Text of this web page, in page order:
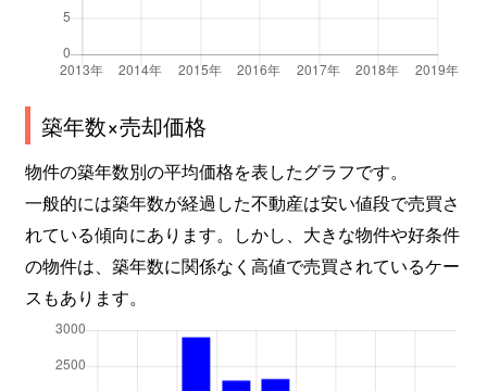
築年数×売却価格
物件の築年数別の平均価格を表したグラフです。
一般的には築年数が経過した不動産は安い値段で売買さ
れている傾向にあります。しかし、大きな物件や好条件
の物件は、築年数に関係なく高値で売買されているケー
スもあります。